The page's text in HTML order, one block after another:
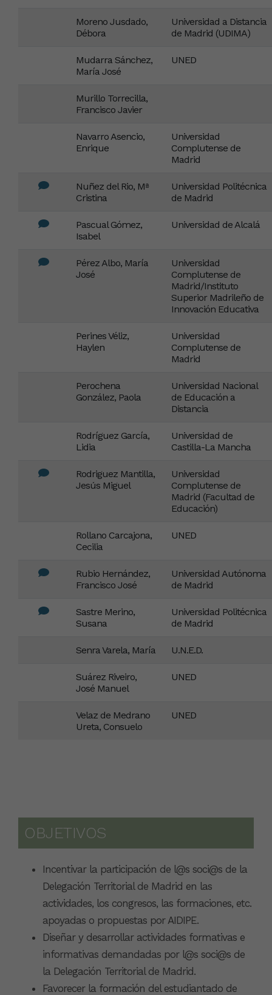
Moreno Jusdado,
Débora
Universidad a Distancia
de Madrid (UDIMA)
Mudarra Sánchez,
María José
UNED
Murillo Torrecilla,
Francisco Javier
Navarro Asencio,
Enrique
Universidad
Complutense de
Madrid
Nuñez del Rio, Mª
Cristina
Universidad Politécnica
de Madrid
Pascual Gómez,
Isabel
Universidad de Alcalá
Pérez Albo, María
José
Universidad
Complutense de
Madrid/Instituto
Superior Madrileño de
Innovación Educativa
Perines Véliz,
Haylen
Universidad
Complutense de
Madrid
Perochena
González, Paola
Universidad Nacional
de Educación a
Distancia
Rodríguez García,
Lidia
Universidad de
Castilla-La Mancha
Rodriguez Mantilla,
Jesús Miguel
Universidad
Complutense de
Madrid (Facultad de
Educación)
Rollano Carcajona,
Cecilia
UNED
Rubio Hernández,
Francisco José
Universidad Autónoma
de Madrid
Sastre Merino,
Susana
Universidad Politécnica
de Madrid
Senra Varela, María U.N.E.D.
Suárez Riveiro,
José Manuel
UNED
Velaz de Medrano
Ureta, Consuelo
UNED
OBJETIVOS
Incentivar la participación de l@s soci@s de la
Delegación Territorial de Madrid en las
actividades, los congresos, las formaciones, etc.
apoyadas o propuestas por AIDIPE.
Diseñar y desarrollar actividades formativas e
informativas demandadas por l@s soci@s de
la Delegación Territorial de Madrid.
Favorecer la formación del estudiantado de